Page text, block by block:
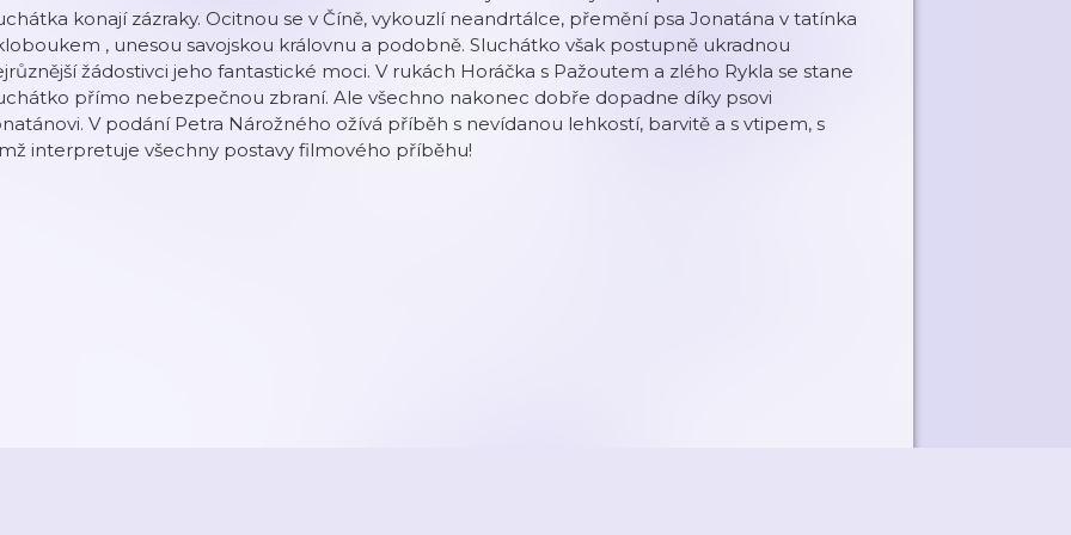
konají zázraky. Ocitnou se v Číně, vykouzlí neandrtálce, přemění psa Jonatána v tatínka
, unesou savojskou královnu a podobně. Sluchátko však postupně ukradnou
žádostivci jeho fantastické moci. V rukách Horáčka s Pažoutem a zlého Rykla se stane
přímo nebezpečnou zbraní. Ale všechno nakonec dobře dopadne díky psovi
V podání Petra Nárožného ožívá příběh s nevídanou lehkostí, barvitě a s vtipem, s
interpretuje všechny postavy filmového příběhu!